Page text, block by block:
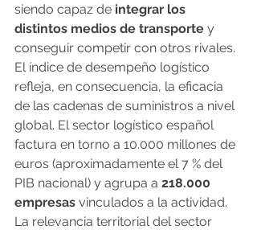
siendo capaz de integrar los
distintos medios de transporte y
conseguir competir con otros rivales.
El índice de desempeño logístico
refleja, en consecuencia, la eficacia
de las cadenas de suministros a nivel
global. El sector logístico español
factura en torno a 10.000 millones de
euros (aproximadamente el 7 % del
PIB nacional) y agrupa a 218.000
empresas vinculados a la actividad.
La relevancia territorial del sector